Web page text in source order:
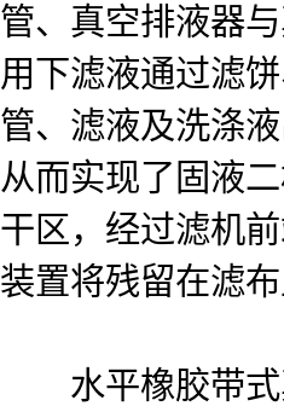
管、真空排液器
用下滤液通过滤
管、滤液及洗涤
从而实现了固液
干区，经过滤机
装置将残留在滤
水平橡胶带式